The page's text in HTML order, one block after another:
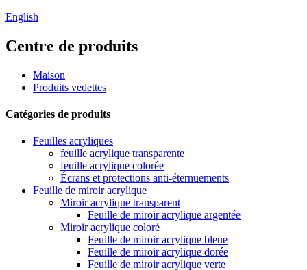
English
Centre de produits
Maison
Produits vedettes
Catégories de produits
Feuilles acryliques
feuille acrylique transparente
feuille acrylique colorée
Écrans et protections anti-éternuements
Feuille de miroir acrylique
Miroir acrylique transparent
Feuille de miroir acrylique argentée
Miroir acrylique coloré
Feuille de miroir acrylique bleue
Feuille de miroir acrylique dorée
Feuille de miroir acrylique verte